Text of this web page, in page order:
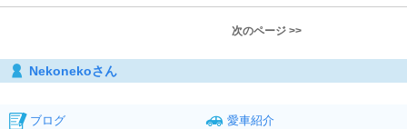
次のページ >>
Nekonekoさん
ブログ
愛車紹介